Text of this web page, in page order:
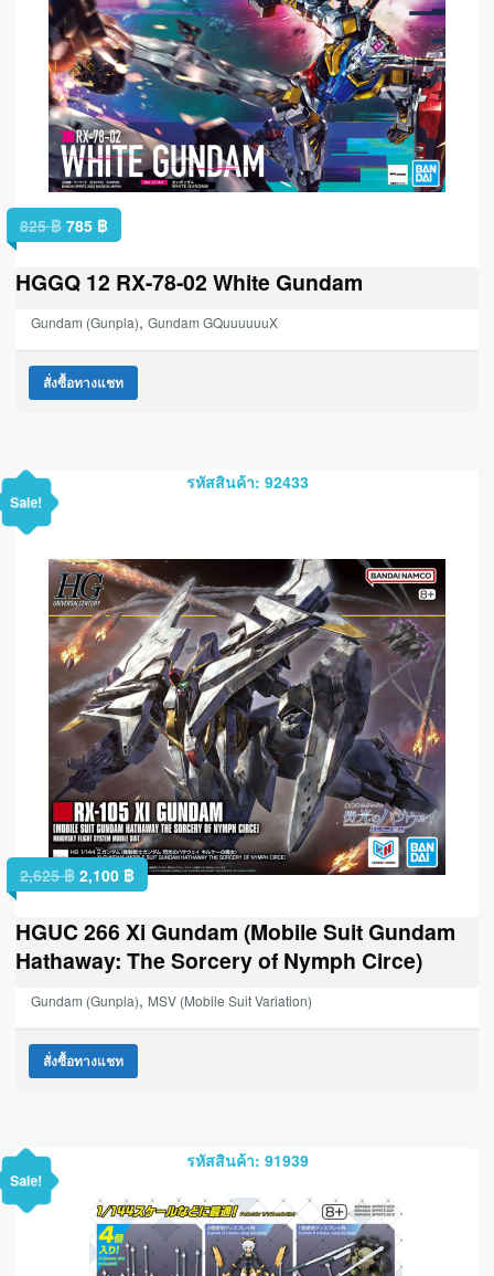
825฿ 785 ฿
HGGQ 12 RX-78-02 White Gundam
Gundam (Gunpla), Gundam GQuuuuuuX
สั่งซื้อทางแชท
รหัสสินค้า: 92433
Sale!
2,625฿ 2,100 ฿
HGUC 266 Xi Gundam (Mobile Suit Gundam
Hathaway: The Sorcery of Nymph Circe)
Gundam (Gunpla), MSV (Mobile Suit Variation)
สั่งซื้อทางแชท
รหัสสินค้า: 91939
Sale!